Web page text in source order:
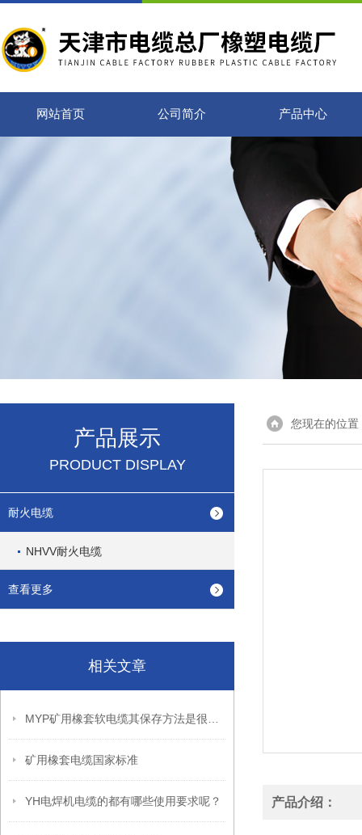
网站首页 公司简介 产品中心
产品展示
PRODUCT DISPLAY
耐火电缆
NHVV耐火电缆
查看更多
相关文章
矿用橡套电缆国家标准
YH电焊机电缆的都有哪些使用要求呢？
您现在的位置
产品介绍：